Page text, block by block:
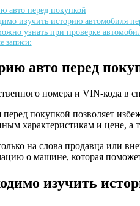
авто перед покупкой
изучить историю автомобиля
узнать при проверке
записи:
авто перед
номера и VIN-кода в
покупкой позволяет
характеристикам и цене,
на слова продавца или
о машине, которая
изучить